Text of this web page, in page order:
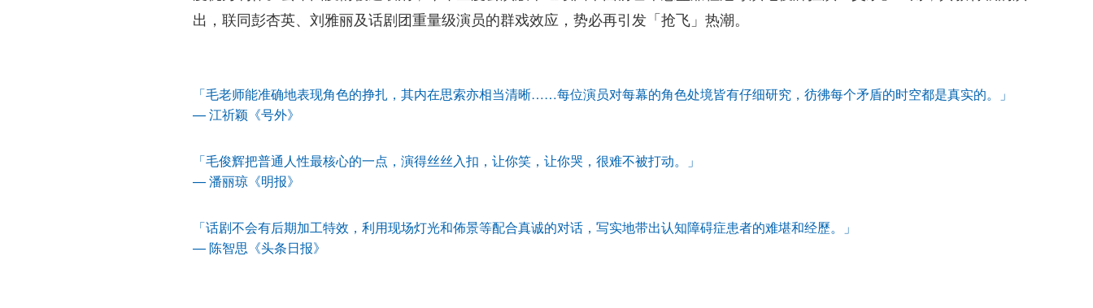
出，联同彭杏英、刘雅丽及话剧团重量级演员的群戏效应，势必再引发「抢飞」热潮。
「毛老师能准确地表现角色的挣扎，其内在思索亦相当清晰……每位演员对每幕的角色处境皆有仔细研究，彷彿每个矛盾的时空都是真实的。」
— 江祈颖《号外》
「毛俊辉把普通人性最核心的一点，演得丝丝入扣，让你笑，让你哭，很难不被打动。」
— 潘丽琼《明报》
「话剧不会有后期加工特效，利用现场灯光和佈景等配合真诚的对话，写实地带出认知障碍症患者的难堪和经歷。」
— 陈智思《头条日报》